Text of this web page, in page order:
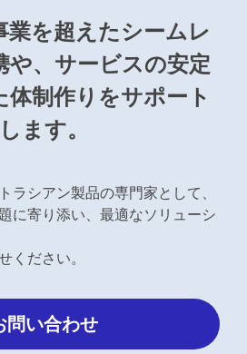
業を超えたシームレ
、 サービスの安定
体制作りをサポート
します。
ラシアン製品の専門家として、
に寄り添い、最適なソリューシ
ください。
問い合わせ